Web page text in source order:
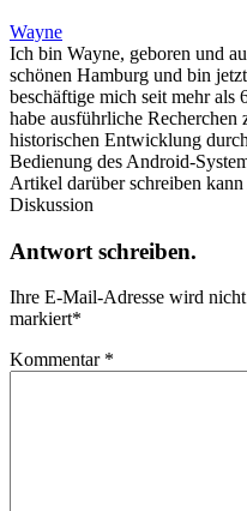
Wayne
Ich bin Wayne, geboren und
schönen Hamburg und bin
beschäftige mich seit mehr als
habe ausführliche
historischen Entwicklung
Bedienung des Android-
Artikel darüber schreiben
Diskussion
Antwort schreiben.
Ihre E-Mail-Adresse wird
markiert*
Kommentar *